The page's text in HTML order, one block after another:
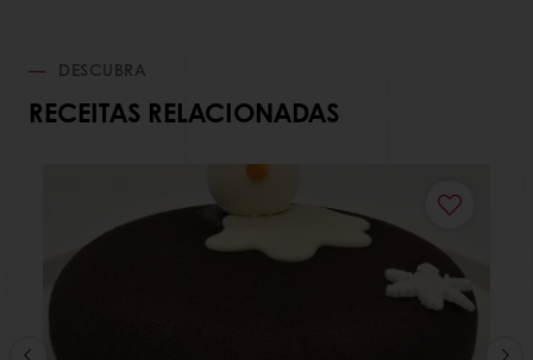
DESCUBRA
RECEITAS RELACIONADAS